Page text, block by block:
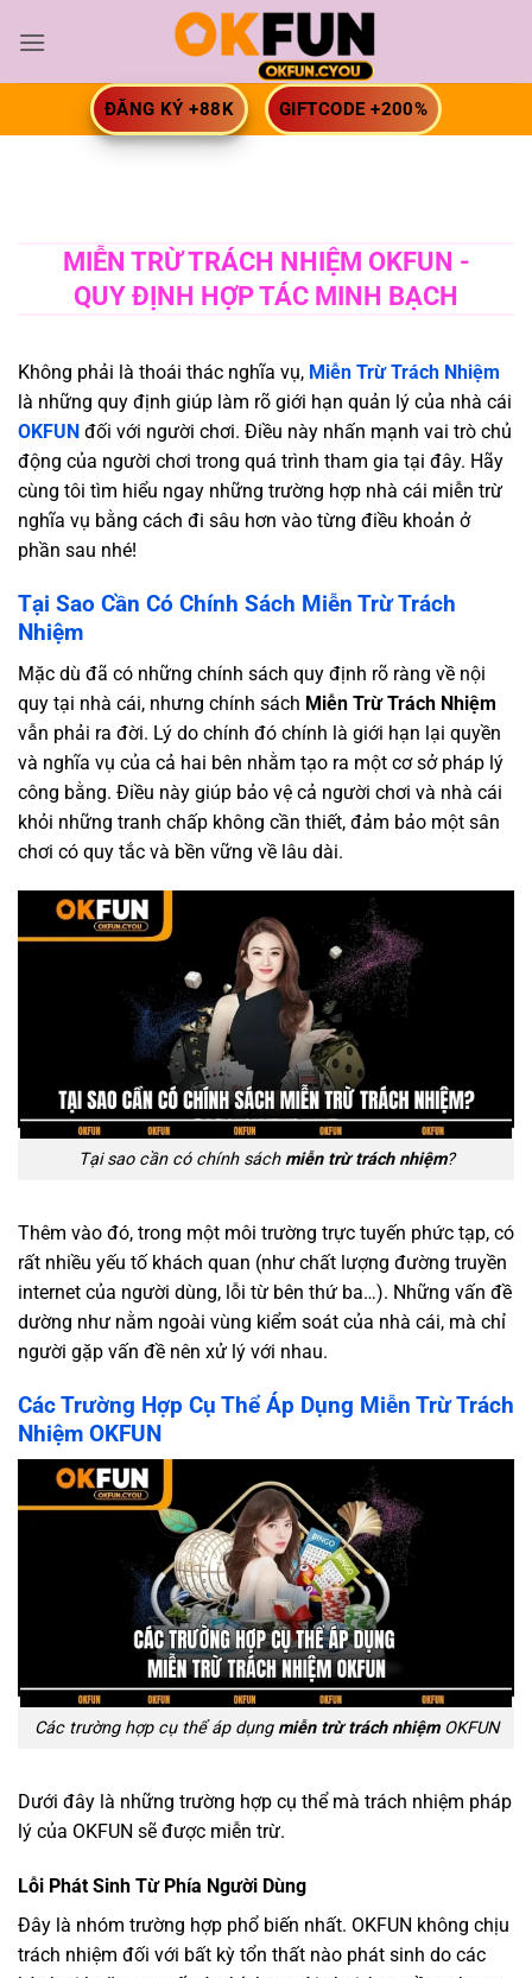
qua
ĐĂNG KÝ +88K GIFTCODE +200%
MIỄN TRỪ TRÁCH NHIỆM OKFUN -
QUY ĐỊNH HỢP TÁC MINH BẠCH
Không phải là thoái thác nghĩa vụ, Miễn Trừ Trách Nhiệm
là những quy định giúp làm rõ giới hạn quản lý của nhà cái
OKFUN đối với người chơi. Điều này nhấn mạnh vai trò chủ
động của người chơi trong quá trình tham gia tại đây. Hãy
cùng tôi tìm hiểu ngay những trường hợp nhà cái miễn trừ
nghĩa vụ bằng cách đi sâu hơn vào từng điều khoản ở
phần sau nhé!
Tại Sao Cần Có Chính Sách Miễn Trừ Trách
Nhiệm
Mặc dù đã có những chính sách quy định rõ ràng về nội
quy tại nhà cái, nhưng chính sách Miễn Trừ Trách Nhiệm
vẫn phải ra đời. Lý do chính đó chính là giới hạn lại quyền
và nghĩa vụ của cả hai bên nhằm tạo ra một cơ sở pháp lý
công bằng. Điều này giúp bảo vệ cả người chơi và nhà cái
khỏi những tranh chấp không cần thiết, đảm bảo một sân
chơi có quy tắc và bền vững về lâu dài.
Tại sao cần có chính sáchmiễn trừ trách nhiệm?
Thêm vào đó, trong một môi trường trực tuyến phức tạp, có
rất nhiều yếu tố khách quan (như chất lượng đường truyền
internet của người dùng, lỗi từ bên thứ ba…). Những vấn đề
dường như nằm ngoài vùng kiểm soát của nhà cái, mà chỉ
người gặp vấn đề nên xử lý với nhau.
Các Trường Hợp Cụ Thể Áp Dụng Miễn Trừ Trách
Nhiệm OKFUN
Các trường hợp cụ thể áp dụng miễn trừ trách nhiệmOKFUN
Dưới đây là những trường hợp cụ thể mà trách nhiệm pháp
lý của OKFUN sẽ được miễn trừ.
Lỗi Phát Sinh Từ Phía Người Dùng
Đây là nhóm trường hợp phổ biến nhất. OKFUN không chịu
trách nhiệm đối với bất kỳ tổn thất nào phát sinh do các